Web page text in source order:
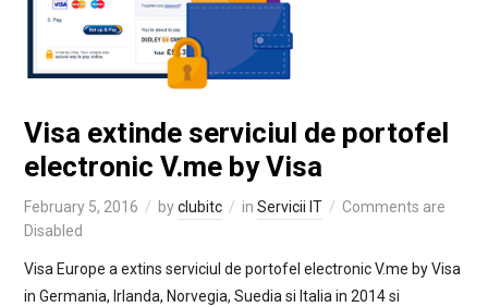
Visa extinde serviciul de portofel
electronic V.me by Visa
February 5, 2016 byclubitc in Servicii IT
Comments are
Disabled
Visa Europe a extins serviciul de portofel electronic V.me by Visa
in Germania, Irlanda, Norvegia, Suedia si Italia in 2014 si